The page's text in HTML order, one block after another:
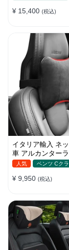
¥ 15,400 (税込)
イタリア輸入 ネ
車 アルカンターラ
ン 低反発 ネック
人気 ベンツ Cク
¥ 9,950 (税込)